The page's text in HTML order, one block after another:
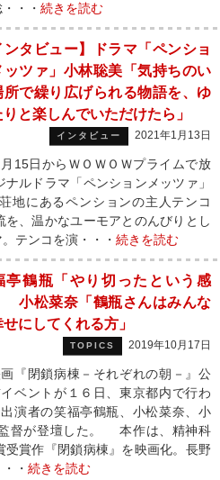
・・ 続きを読む
ンタビュー】ドラマ「ペンショ
ッツァ」小林聡美「気持ちのい
所で繰り広げられる物語を、ゆ
りと楽しんでいただけたら」
インタビュー 2021年1月13日
15日からＷＯＷＯＷプライムで放
ルドラマ「ペンションメッツァ」
地にあるペンションの主人テンコ
、温かなユーモアとのんびりとし
テンコを演・・・ 続きを読む
亭鶴瓶「やり切ったという感
小松菜奈「鶴瓶さんはみんな
せにしてくれる方」
TOPICS 2019年10月17日
『閉鎖病棟－それぞれの朝－』公
ベントが１６日、東京都内で行わ
演者の笑福亭鶴瓶、小松菜奈、小
督が登壇した。 本作は、精神科
受賞作『閉鎖病棟』を映画化。長野
・ 続きを読む